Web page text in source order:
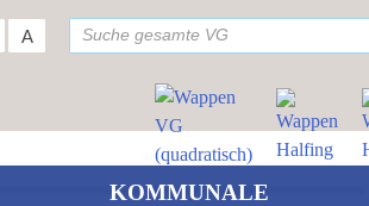
A
KOMMUNALE